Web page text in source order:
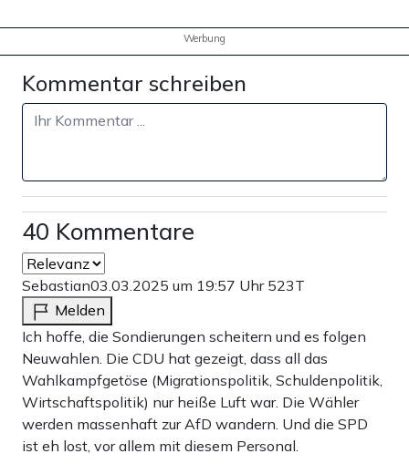
Werbung
Kommentar schreiben
40 Kommentare
Sebastian03.03.2025 um 19:57 Uhr 523T
Melden
Ich hoffe, die Sondierungen scheitern und es folgen
Neuwahlen. Die CDU hat gezeigt, dass all das
Wahlkampfgetöse (Migrationspolitik, Schuldenpolitik,
Wirtschaftspolitik) nur heiße Luft war. Die Wähler
werden massenhaft zur AfD wandern. Und die SPD
ist eh lost, vor allem mit diesem Personal.